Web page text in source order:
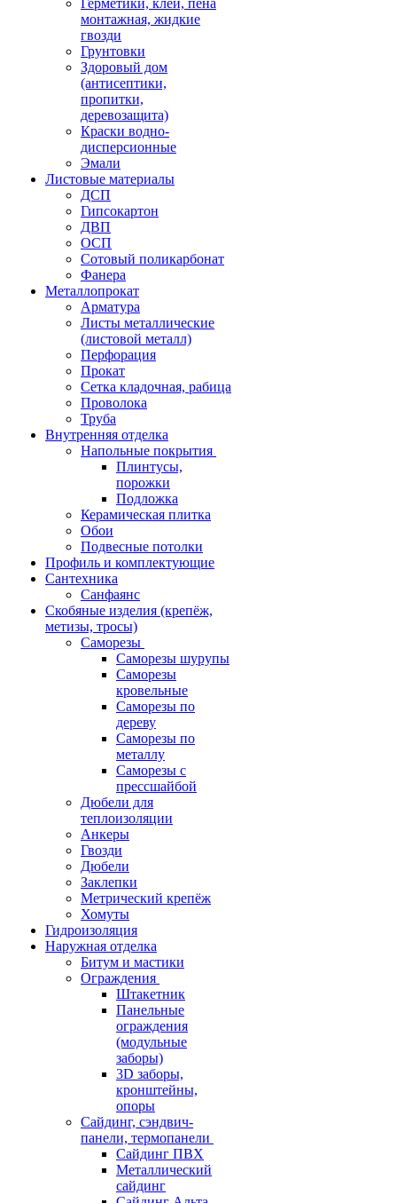
Герметики, клей, пена
монтажная, жидкие
гвозди
Грунтовки
Здоровый дом
(антисептики,
пропитки,
деревозащита)
Краски водно-
дисперсионные
Эмали
Листовые материалы
ДСП
Гипсокартон
ДВП
ОСП
Сотовый поликарбонат
Фанера
Металлопрокат
Арматура
Листы металлические
(листовой металл)
Перфорация
Прокат
Сетка кладочная, рабица
Проволока
Труба
Внутренняя отделка
Напольные покрытия
Плинтусы,
порожки
Подложка
Керамическая плитка
Обои
Подвесные потолки
Профиль и комплектующие
Сантехника
Санфаянс
Скобяные изделия (крепёж,
метизы, тросы)
Саморезы
Саморезы шурупы
Саморезы
кровельные
Саморезы по
дереву
Саморезы по
металлу
Саморезы с
прессшайбой
Дюбели для
теплоизоляции
Анкеры
Гвозди
Дюбели
Заклепки
Метрический крепёж
Хомуты
Гидроизоляция
Наружная отделка
Битум и мастики
Ограждения
Штакетник
Панельные
ограждения
(модульные
заборы)
3D заборы,
кронштейны,
опоры
Cайдинг, сэндвич-
панели, термопанели
Сайдинг ПВХ
Металлический
сайдинг